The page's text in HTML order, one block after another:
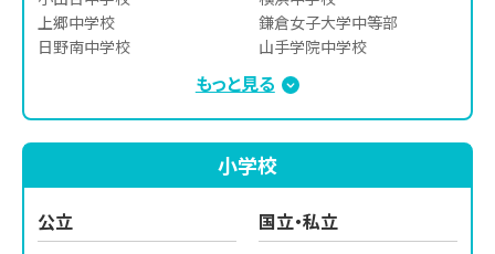
北鎌倉女子学園高等学校
聖園女学院高等学校
関東学院高等学校
関東学院六浦高等学校
横浜創学館高等学校
横浜創英高等学校
上郷中学校
日野南中学校
洋光台第二中学校
根岸中学校
鎌倉女子大学中等部
山手学院中学校
湘南白百合学園中学校
逗子開成中学校
清泉女学院中学校
聖光学院中学校
聖和学院中学校
藤嶺学園藤沢中学校
日本大学藤沢中学校
法政大学第二中学校
もっと見る
小学校
公立 国立・私立